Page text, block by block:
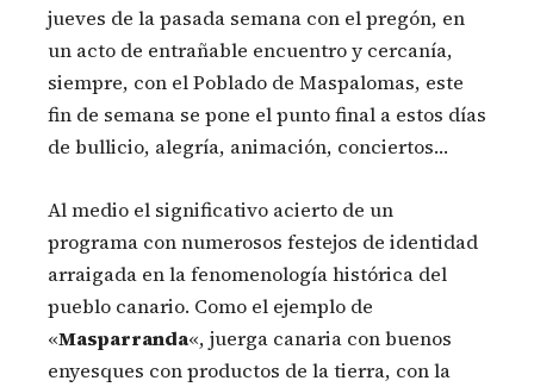
jueves de la pasada semana con el pregón, en
un acto de entrañable encuentro y cercanía,
siempre, con el Poblado de Maspalomas, este
fin de semana se pone el punto final a estos días
de bullicio, alegría, animación, conciertos…
Al medio el significativo acierto de un
programa con numerosos festejos de identidad
arraigada en la fenomenología histórica del
pueblo canario. Como el ejemplo de
«Masparranda«, juerga canaria con buenos
enyesques con productos de la tierra, con la